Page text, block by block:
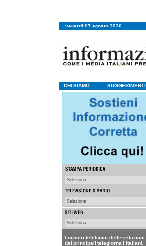
venerdi 07 agosto 2026
CHI SIAMO SUGGERIMENTI
I numeri telefonici delle redazioni
dei principali telegiornali italiani.